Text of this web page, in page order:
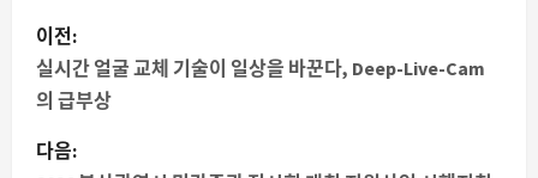
게
시
이전:
실시간 얼굴 교체 기술이 일상을 바꾼다, Deep-Live-Cam
의 급부상
다음: